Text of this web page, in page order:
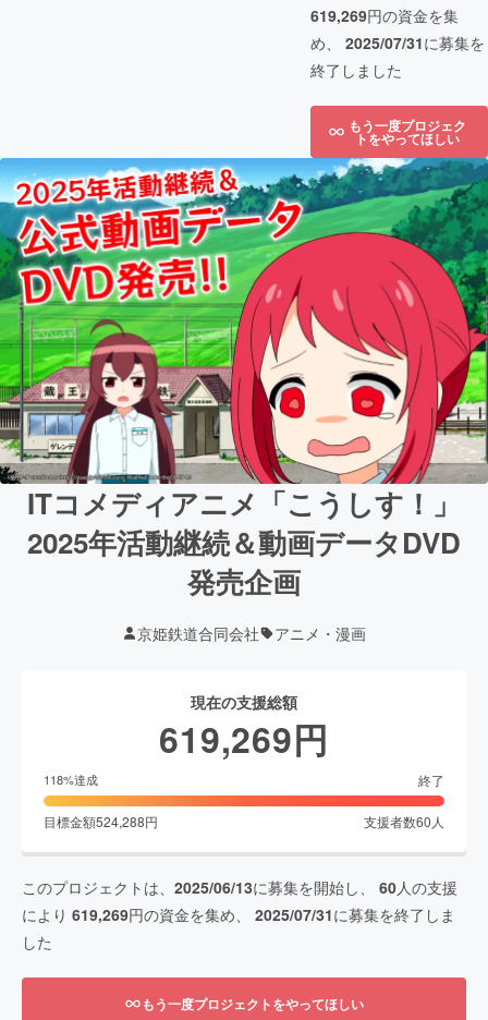
619,269円の資金を集
め、 2025/07/31に募集を
終了しました
もう一度プロジェク
トをやってほしい
ITコメディアニメ「こうしす！」
2025年活動継続＆動画データDVD
発売企画
京姫鉄道合同会社 アニメ・漫画
現在の支援総額
619,269円
118%達成 終了
目標金額524,288円 支援者数60 人
このプロジェクトは、 2025/06/13に募集を開始し、 60人の支援
により 619,269円の資金を集め、 2025/07/31に募集を終了しま
した
もう一度プロジェクトをやってほしい